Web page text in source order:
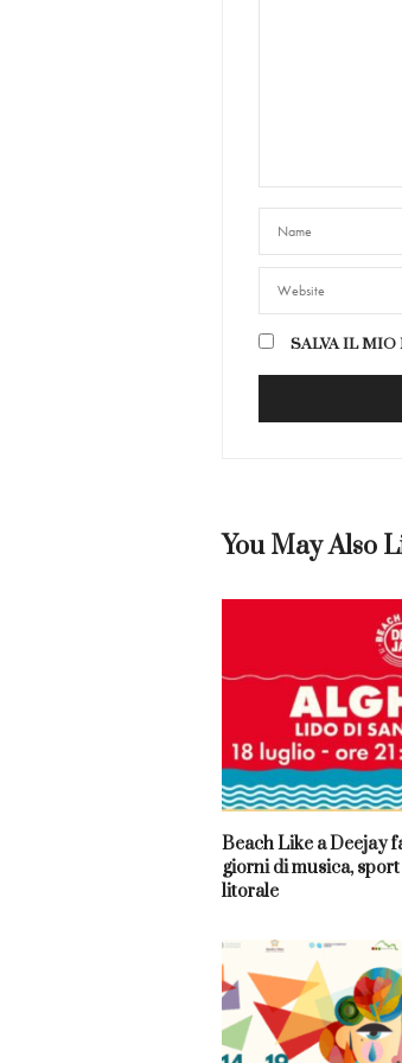
SALVA IL MIO
You May Also
Beach Like a Deejay
giorni di musica,
litorale